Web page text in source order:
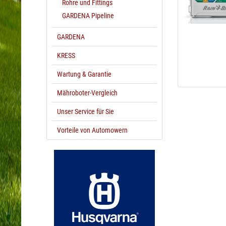
Rohre und Fittings
GARDENA Pipeline
GARDENA
KRESS
Wartung & Garantie
Mähroboter-Vergleich
Unser Service für Sie
Vorteile von Automowern